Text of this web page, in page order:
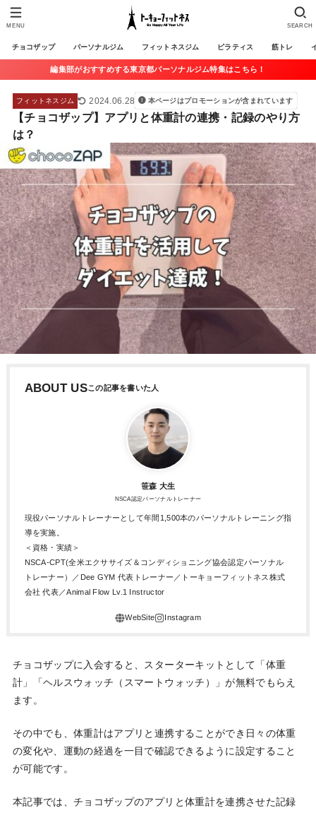
チョコザップ パーソナルジム フィットネスジム ピラティス 筋トレ
SEARCH
MENU
編集部がおすすめする東京都パーソナルジム特集はこちら！
フィットネスジム 2024.06.28 本ページはプロモーションが含まれています
【チョコザップ】アプリと体重計の連携・記録のやり方
は？
ABOUT US
笹森 大生
NSCA認定パーソナルトレーナー
現役パーソナルトレーナーとして年間1,500本のパーソナルトレーニング指
導を実施。
＜資格・実績＞
NSCA-CPT(全米エクササイズ＆コンディショニング協会認定パーソナル
トレーナー）／Dee GYM 代表トレーナー／トーキョーフィットネス株式
会社 代表／Animal Flow Lv.1 Instructor
チョコザップに入会すると、スターターキットとして「体重
計」「ヘルスウォッチ（スマートウォッチ）」が無料でもらえ
ます。
その中でも、体重計はアプリと連携することができ日々の体重
の変化や、運動の経過を一目で確認できるように設定すること
が可能です。
本記事では、チョコザップのアプリと体重計を連携させた記録